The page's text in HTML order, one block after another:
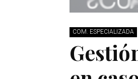
COM. ESPECIALIZADA